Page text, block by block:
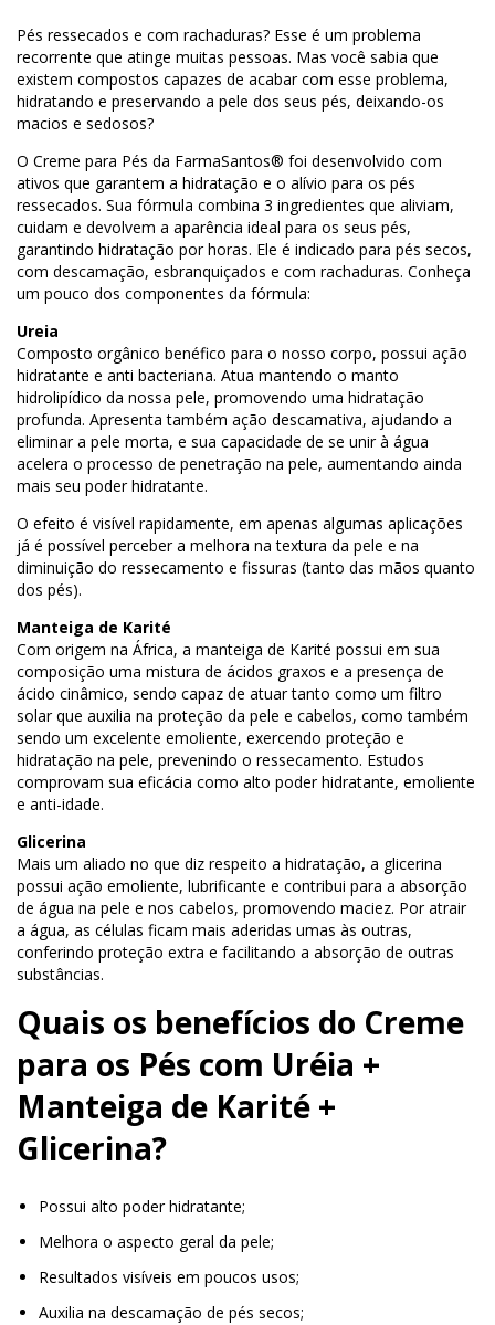
Pés ressecados e com rachaduras? Esse é um problema
recorrente que atinge muitas pessoas. Mas você sabia que
existem compostos capazes de acabar com esse problema,
hidratando e preservando a pele dos seus pés, deixando-os
macios e sedosos?
O Creme para Pés da FarmaSantos® foi desenvolvido com
ativos que garantem a hidratação e o alívio para os pés
ressecados. Sua fórmula combina 3 ingredientes que aliviam,
cuidam e devolvem a aparência ideal para os seus pés,
garantindo hidratação por horas. Ele é indicado para pés secos,
com descamação, esbranquiçados e com rachaduras. Conheça
um pouco dos componentes da fórmula:
Ureia
Composto orgânico benéfico para o nosso corpo, possui ação
hidratante e anti bacteriana. Atua mantendo o manto
hidrolipídico da nossa pele, promovendo uma hidratação
profunda. Apresenta também ação descamativa, ajudando a
eliminar a pele morta, e sua capacidade de se unir à água
acelera o processo de penetração na pele, aumentando ainda
mais seu poder hidratante.
O efeito é visível rapidamente, em apenas algumas aplicações
já é possível perceber a melhora na textura da pele e na
diminuição do ressecamento e fissuras (tanto das mãos quanto
dos pés).
Manteiga de Karité
Com origem na África, a manteiga de Karité possui em sua
composição uma mistura de ácidos graxos e a presença de
ácido cinâmico, sendo capaz de atuar tanto como um filtro
solar que auxilia na proteção da pele e cabelos, como também
sendo um excelente emoliente, exercendo proteção e
hidratação na pele, prevenindo o ressecamento. Estudos
comprovam sua eficácia como alto poder hidratante, emoliente
e anti-idade.
Glicerina
Mais um aliado no que diz respeito a hidratação, a glicerina
possui ação emoliente, lubrificante e contribui para a absorção
de água na pele e nos cabelos, promovendo maciez. Por atrair
a água, as células ficam mais aderidas umas às outras,
conferindo proteção extra e facilitando a absorção de outras
substâncias.
Quais os benefícios do Creme
para os Pés com Uréia +
Manteiga de Karité +
Glicerina?
Possui alto poder hidratante;
Melhora o aspecto geral da pele;
Resultados visíveis em poucos usos;
Auxilia na descamação de pés secos;